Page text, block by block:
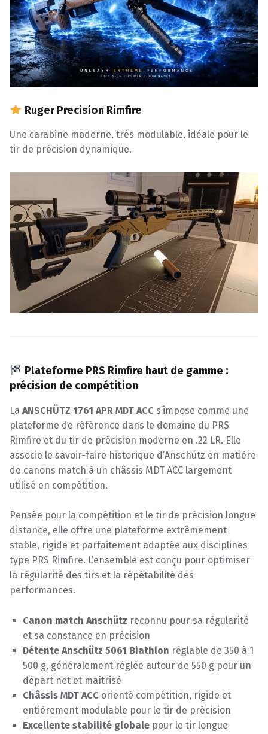
Ruger Precision Rimfire
Une carabine moderne, très modulable, idéale pour le
tir de précision dynamique.
Plateforme PRS Rimfire haut de gamme :
précision de compétition
La ANSCHÜTZ 1761 APR MDT ACC s’impose comme une
plateforme de référence dans le domaine du PRS
Rimfire et du tir de précision moderne en .22 LR. Elle
associe le savoir-faire historique d’Anschütz en matière
de canons match à un châssis MDT ACC largement
utilisé en compétition.
Pensée pour la compétition et le tir de précision longue
distance, elle offre une plateforme extrêmement
stable, rigide et parfaitement adaptée aux disciplines
type PRS Rimfire. L’ensemble est conçu pour optimiser
la régularité des tirs et la répétabilité des
performances.
Canon match Anschütz reconnu pour sa régularité
et sa constance en précision
Détente Anschütz 5061 Biathlon réglable de 350 à 1
500 g, généralement réglée autour de 550 g pour un
départ net et maîtrisé
Châssis MDT ACC orienté compétition, rigide et
entièrement modulable pour le tir de précision
Excellente stabilité globale pour le tir longue